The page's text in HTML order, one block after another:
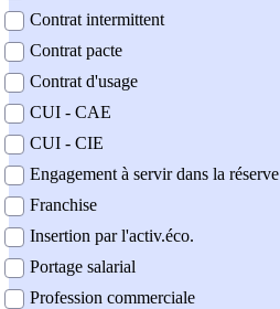
Contrat intermittent
Contrat pacte
Contrat d'usage
CUI - CAE
CUI - CIE
Engagement à servir dans la réserve
Franchise
Insertion par l'activ.éco.
Portage salarial
Profession commerciale